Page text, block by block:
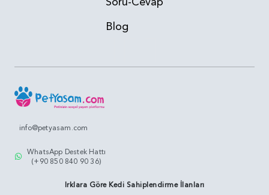
Blog
info@petyasam.com
WhatsApp Destek Hattı
(+90 850 840 90 36)
Irklara Göre Kedi Sahiplendirme İlanları